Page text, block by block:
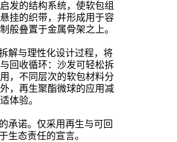
发的结构系统，使软包组
挂的织带，并形成用于容
般叠置于金属骨架之上。
解与理性化设计过程，将
回收循环：沙发可轻松拆
，不同层次的软包材料分
，再生聚酯微球的应用减
体验。
承诺。仅采用再生与可回
生态责任的宣言。